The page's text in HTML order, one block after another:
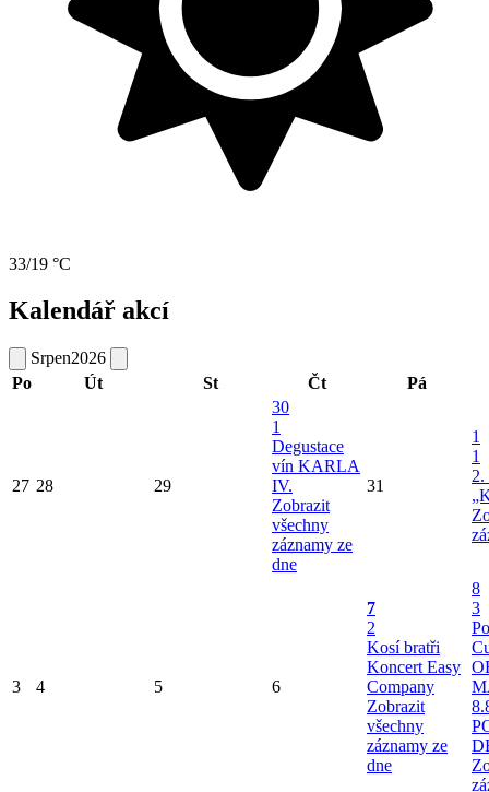
33/19 °C
Kalendář akcí
Srpen2026
Po
Út St Čt Pá
27 28 29
30
1
Degustace
vín KARLA
IV.
Zobrazit
všechny
záznamy ze
dne
31
1
1
2.
3 4 5 6
7
2
Kosí bratři
Koncert Easy
Company
Zobrazit
všechny
záznamy ze
dne
8
3